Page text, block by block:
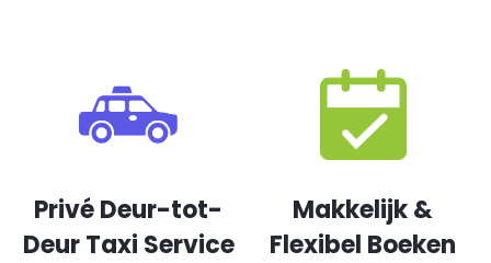
Privé Deur-tot-
Deur Taxi Service
Makkelijk &
Flexibel Boeken